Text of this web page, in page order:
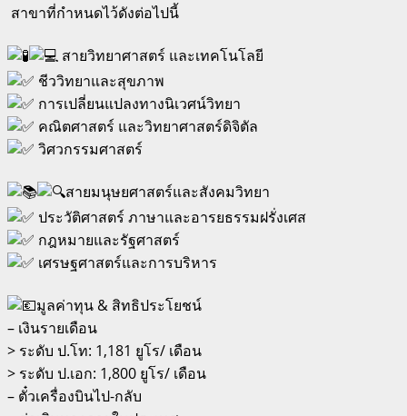
สาขาที่กำหนดไว้ดังต่อไปนี้
สายวิทยาศาสตร์ และเทคโนโลยี
ชีววิทยาและสุขภาพ
การเปลี่ยนแปลงทางนิเวศน์วิทยา
คณิตศาสตร์ และวิทยาศาสตร์ดิจิตัล
วิศวกรรมศาสตร์
สายมนุษยศาสตร์และสังคมวิทยา
ประวัติศาสตร์ ภาษาและอารยธรรมฝรั่งเศส
กฎหมายและรัฐศาสตร์
เศรษฐศาสตร์และการบริหาร
มูลค่าทุน & สิทธิประโยชน์
– เงินรายเดือน
> ระดับ ป.โท: 1,181 ยูโร/ เดือน
> ระดับ ป.เอก: 1,800 ยูโร/ เดือน
– ตั๋วเครื่องบินไป-กลับ